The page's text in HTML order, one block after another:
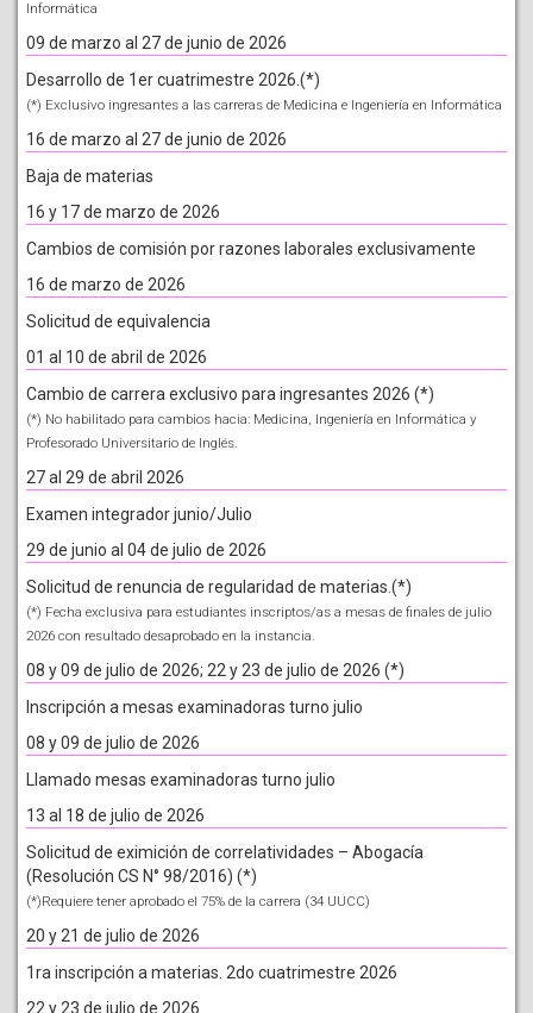
Informática
09 de marzo al 27 de junio de 2026
Desarrollo de 1er cuatrimestre 2026.(*)
(*) Exclusivo ingresantes a las carreras de Medicina e Ingeniería en Informática
16 de marzo al 27 de junio de 2026
Baja de materias
16 y 17 de marzo de 2026
Cambios de comisión por razones laborales exclusivamente
16 de marzo de 2026
Solicitud de equivalencia
01 al 10 de abril de 2026
Cambio de carrera exclusivo para ingresantes 2026 (*)
(*) No habilitado para cambios hacia: Medicina, Ingeniería en Informática y
Profesorado Universitario de Inglés.
27 al 29 de abril 2026
Examen integrador junio/Julio
29 de junio al 04 de julio de 2026
Solicitud de renuncia de regularidad de materias.(*)
(*) Fecha exclusiva para estudiantes inscriptos/as a mesas de finales de julio
2026 con resultado desaprobado en la instancia.
08 y 09 de julio de 2026; 22 y 23 de julio de 2026 (*)
Inscripción a mesas examinadoras turno julio
08 y 09 de julio de 2026
Llamado mesas examinadoras turno julio
13 al 18 de julio de 2026
Solicitud de eximición de correlatividades – Abogacía
(Resolución CS N° 98/2016) (*)
(*)Requiere tener aprobado el 75% de la carrera (34 UUCC)
20 y 21 de julio de 2026
1ra inscripción a materias. 2do cuatrimestre 2026
22 y 23 de julio de 2026